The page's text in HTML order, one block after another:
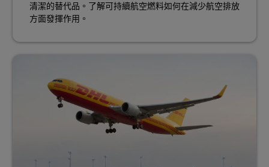
清潔的替代品。了解可持續航空燃料如何在減少航空排放
方面發揮作用。